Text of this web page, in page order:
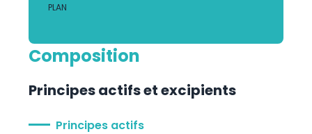
Composition
Principes actifs et excipients
Principes actifs
PLAN